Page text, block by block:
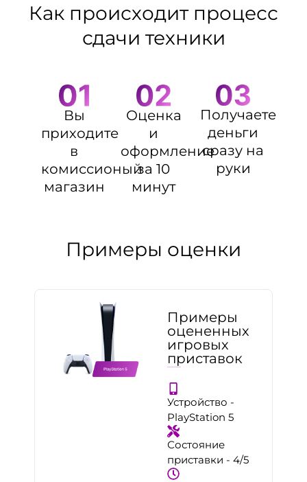
Как происходит процесс
сдачи техники
Вы
приходите
в
комиссионый
магазин
Оценка
и
оформление
за 10
минут
Получаете
деньги
сразу на
руки
Примеры оценки
Примеры
оцененных
игровых
приставок
Устройство -
PlayStation 5
Состояние
приставки - 4/5